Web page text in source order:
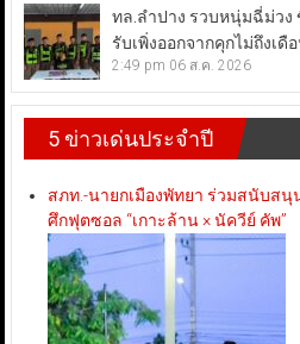
ทล.ลำปาง รวบหนุ่มฉี่ม่วง
รับเพิ่งออกจากคุกไม่ถึงเดื
2:49 pm 06 ส.ค. 2026
5 ข่าวเด่นประจำปี
สภท.-นายกเมืองพัทยา ร่วมสนับสนุ
ศึกฟุตซอล “เกาะล้าน × นัควีย์ คัพ”